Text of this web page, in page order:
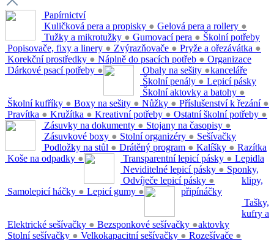
Papírnictví
Kuličková pera a propisky ● Gelová pera a rollery ●
Tužky a mikrotužky ● Gumovací pera ●
Popisovače, fixy a linery ● Zvýrazňovače ● Pryže a ořezávátka ●
Korekční prostředky ● Náplně do psacích potřeb ●
Dárkové psací potřeby ●
Školní potřeby
Obaly na sešity ●
Školní penály ●
Školní aktovky a batohy ●
Školní kufříky ● Boxy na sešity ● Nůžky ● Příslušenství k řezání ●
Pravítka ● Kružítka ● Kreativní potřeby ● Ostatní školní potřeby ●
Organizace
kanceláře
Zásuvky na dokumenty ● Stojany na časopisy ●
Zásuvkové boxy ● Stolní organizéry ●
Podložky na stůl ● Drátěný program ● Kalíšky ●
Koše na odpadky ●
Lepicí pásky
Transparentní lepicí pásky ●
Neviditelné lepicí pásky ●
Odvíječe lepicí pásky ●
Samolepicí háčky ● Lepicí gumy ●
Sešívačky
Elektrické sešívačky ● Bezsponkové sešívačky ●
Stolní sešívačky ● Velkokapacitní sešívačky ● Rozešívače ●
Razítka
Lepidla
Sponky,
klipy,
připínáčky
Tašky,
kufry a
aktovky